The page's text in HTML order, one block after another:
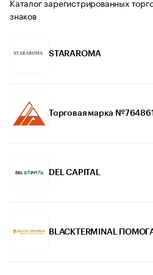
знаков
STARAROMA
Торговая марка №764861
DEL CAPITAL
BLACKTERMINAL